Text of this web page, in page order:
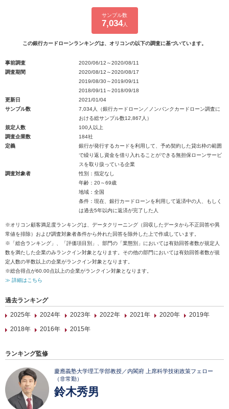
サンプル数
7,034人
この銀行カードローンランキングは、オリコンの以下の調査に基づいています。
事前調査
2020/06/12～2020/08/11
調査期間
2020/08/12～2020/08/17
2019/08/30～2019/09/11
2018/09/11～2018/09/18
更新日
2021/01/04
サンプル数
7,034人（銀行カードローン／ノンバンクカードローン調査に
おける総サンプル数12,867人）
規定人数
100人以上
調査企業数
184社
定義
銀行が発行するカードを利用して、予め契約した貸出枠の範囲
で繰り返し資金を借り入れることができる無担保ローンサービ
スを取り扱っている企業
調査対象者
性別：指定なし
年齢：20～69歳
地域：全国
条件：現在、銀行カードローンを利用して返済中の人、もしく
は過去5年以内に返済が完了した人
※オリコン顧客満足度ランキングは、データクリーニング（回収したデータから不正回答や異
常値を排除）および調査対象者条件から外れた回答を除外した上で作成しています。
※「総合ランキング」、「評価項目別」、部門の「業態別」においては有効回答者数が規定人
数を満たした企業のみランクイン対象となります。その他の部門においては有効回答者数が規
定人数の半数以上の企業がランクイン対象となります。
※総合得点が60.00点以上の企業がランクイン対象となります。
≫ 詳細はこちら
過去ランキング
2025年
2024年 2023年 2022年 2021年 2020年
2019年
2018年
2016年 2015年
ランキング監修
慶應義塾大学理工学部教授／内閣府 上席科学技術政策フェロー
（非常勤）
鈴木秀男